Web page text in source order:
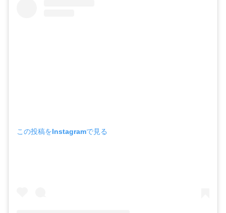
この投稿をInstagramで見る